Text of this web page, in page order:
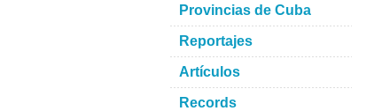
Provincias de Cuba
Reportajes
Artículos
Records